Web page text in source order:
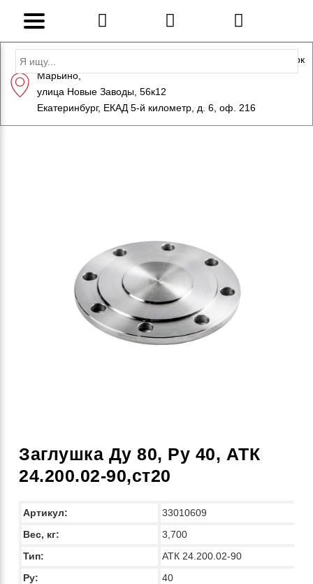
+7 (812) 600-10-15
info@eversteel.ru
Адрес: Санкт-Петербург, Петергоф, Индустриальный парк
Марьино,
улица Новые Заводы, 56к12
Екатеринбург, ЕКАД 5-й километр, д. 6, оф. 216
ЗАКАЗАТЬ ЗВОНОК
Заглушка Ду 80, Ру 40, АТК
24.200.02-90,ст20
Артикул:
33010609
Вес, кг:
3,700
Тип:
АТК 24.200.02-90
Py:
40